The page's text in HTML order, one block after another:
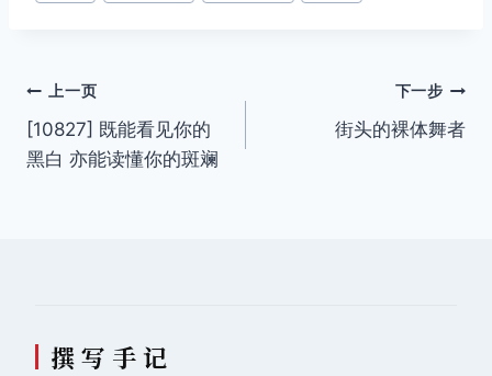
文
章
上一页
[10827] 既能看见你的
黑白 亦能读懂你的斑斓
下一步
街头的裸体舞者
撰 写 手 记